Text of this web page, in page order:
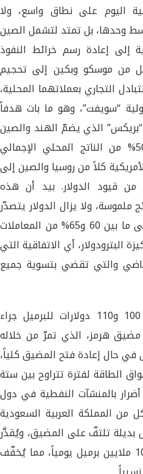
اليوم على نطاق واسع، ولا
وحدها، بل تمتد لتشمل الصين
إلى إعادة رسم خرائط النفوذ
من موسكو وبكين إلى تحجيم
التجاري بعملاتهما المحلية،
“سويفت”، وهو ما بات هدفاً
الذي يضمّ الهند والصين
وروسيا، ويستحوذ على نحو 50% من الناتج المحلي الإجمالي
كلاً من روسيا والصين إلى
من قيود الدولار. بيد أن هذه
ولا يزال الدولار يتصدّر
العملات العالمية، مستحوذاً على ما بين 60 و65% من المعاملات
البترودولار، أي الاتفاقية التي
والتي تقضي بتسوية جميع
يتراوح سعر النفط راهناً بين 100 و110 دولارات للبرميل جراء
مضيق هرمز، الذي تمرّ من خلاله
في حال إعادة فتح المضيق كلياً،
الطاقة لفترة تتراوح بين ستة
بالمنشآت النفطية في دول
من المملكة العربية السعودية
تلتفّ على المضيق، ويُقدَّر
أنها قادرة على ضخ ما يقارب 10 ملايين برميل يومياً، مما يُخفّف